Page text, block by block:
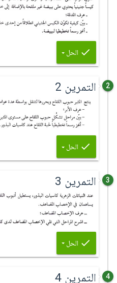
الحل
2 التمرين 2
الحل
3 التمرين 3
الحل
4 التمرين 4